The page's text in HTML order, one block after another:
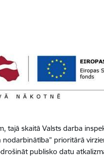
tajā skaitā Valsts darba
prioritārā
publisko datu